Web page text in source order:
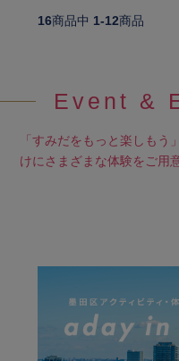
16商品中 1-12商品
Event &
「すみだをもっと楽しも
けにさまざまな体験をご用